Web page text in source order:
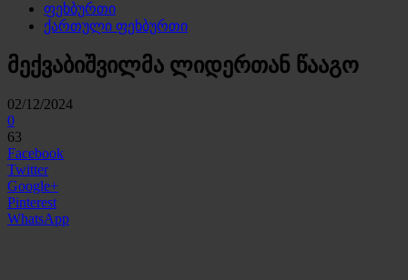
ფეხბურთი
ქართული ფეხბურთი
მექვაბიშვილმა ლიდერთან წააგო
02/12/2024
0
63
Facebook
Twitter
Google+
Pinterest
WhatsApp